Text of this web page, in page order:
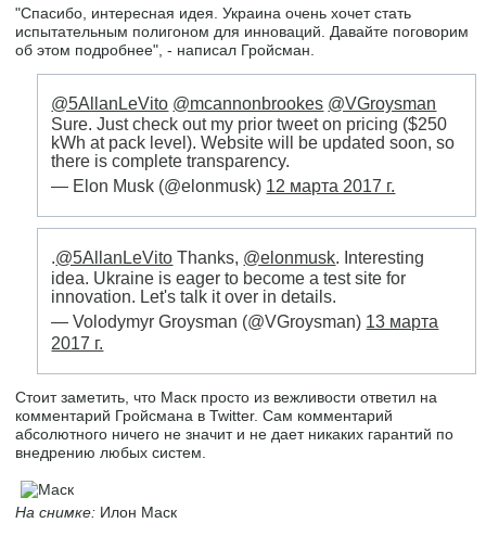
"Спасибо, интересная идея. Украина очень хочет стать
испытательным полигоном для инноваций. Давайте поговорим
об этом подробнее", - написал Гройсман.
@5AllanLeVito @mcannonbrookes @VGroysman
Sure. Just check out my prior tweet on pricing ($250
kWh at pack level). Website will be updated soon, so
there is complete transparency.
— Elon Musk (@elonmusk) 12 марта 2017 г.
.@5AllanLeVito Thanks, @elonmusk. Interesting
idea. Ukraine is eager to become a test site for
innovation. Let's talk it over in details.
— Volodymyr Groysman (@VGroysman) 13 марта
2017 г.
Стоит заметить, что Маск просто из вежливости ответил на
комментарий Гройсмана в Twitter. Сам комментарий
абсолютного ничего не значит и не дает никаких гарантий по
внедрению любых систем.
На снимке: Илон Маск